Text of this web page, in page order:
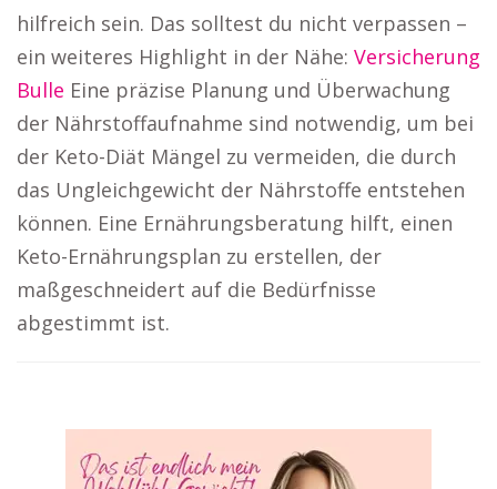
hilfreich sein. Das solltest du nicht verpassen –
ein weiteres Highlight in der Nähe: Versicherung
Bulle Eine präzise Planung und Überwachung
der Nährstoffaufnahme sind notwendig, um bei
der Keto-Diät Mängel zu vermeiden, die durch
das Ungleichgewicht der Nährstoffe entstehen
können. Eine Ernährungsberatung hilft, einen
Keto-Ernährungsplan zu erstellen, der
maßgeschneidert auf die Bedürfnisse
abgestimmt ist.